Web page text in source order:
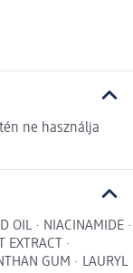
ne használja
OIL · NIACINAMIDE ·
EXTRACT ·
GUM · LAURYL